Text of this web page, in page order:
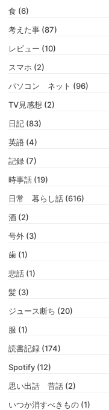
食 (6)
考えた事 (87)
レビュー (10)
スマホ (2)
パソコン ネット (96)
TV見感想 (2)
日記 (83)
英語 (4)
記録 (7)
時事話 (19)
日常 暮らし話 (616)
酒 (2)
号外 (3)
歯 (1)
悲話 (1)
髪 (3)
ジュース断ち (20)
服 (1)
読書記録 (174)
Spotify (12)
思い出話 昔話 (2)
いつか消すべきもの (1)